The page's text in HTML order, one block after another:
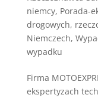
niemcy, Porada-
drogowych,
Niemczech,
wypadku
Firma
ekspertyzach